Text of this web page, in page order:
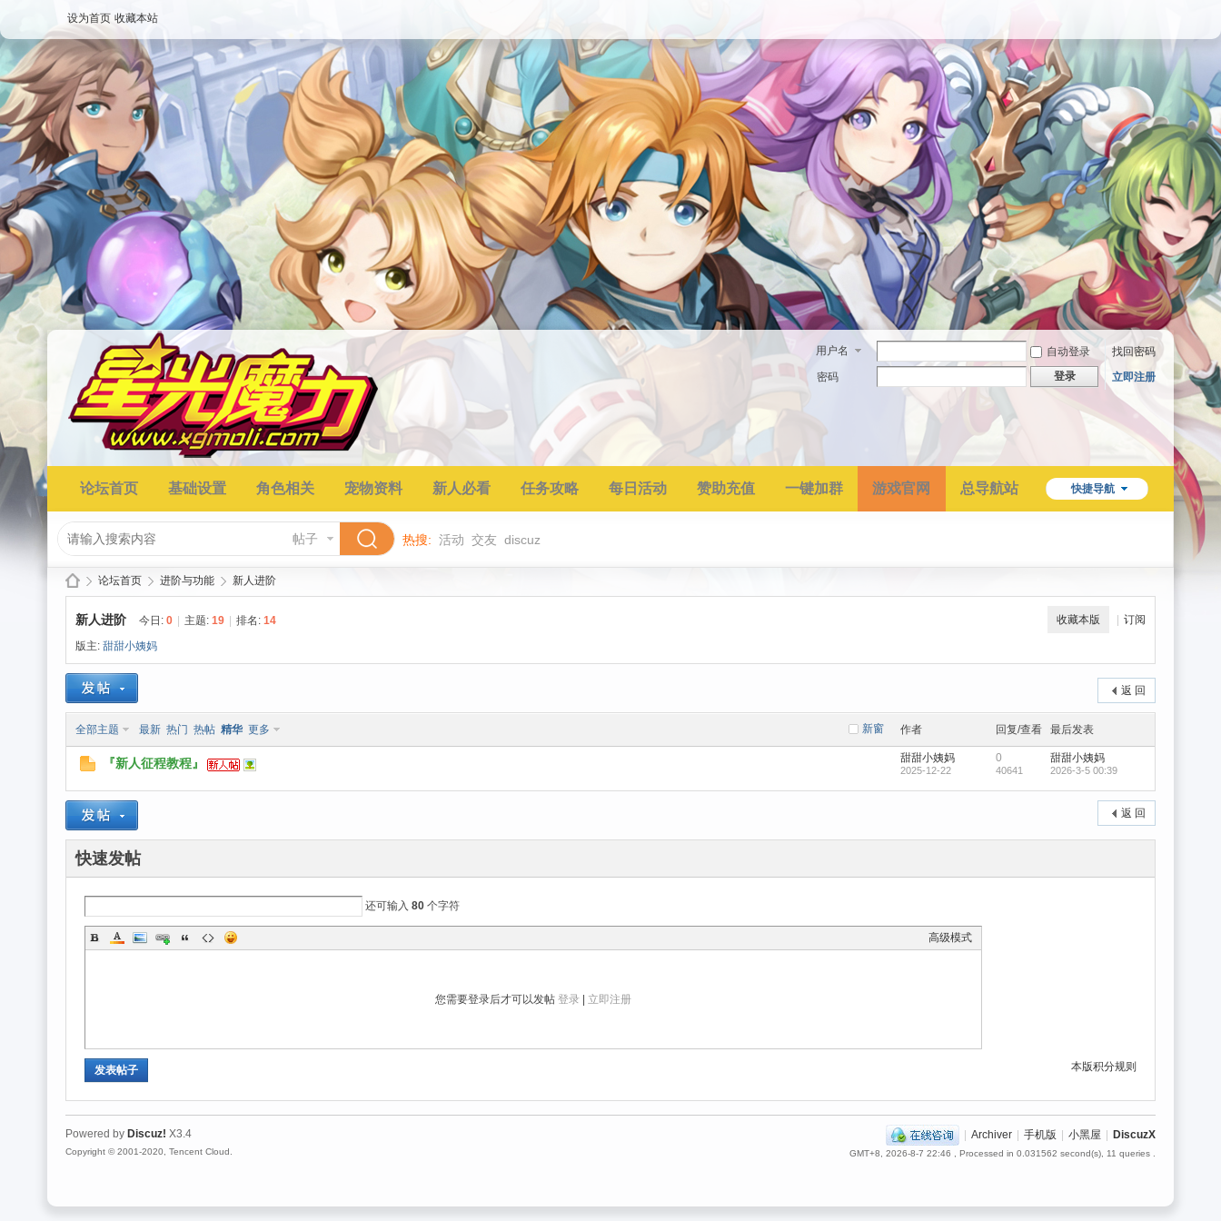
设为首页 收藏本站
用户名 自动登录
找回密码
密码
登录 立即注册
快捷导航
论坛首页 基础设置 角色相关 宠物资料 新人必看 任务攻略 每日活动 赞助充值 一键加群 游戏官网 总导航站
帖子 热搜: 活动 交友 discuz
光
力
论坛首页 进阶与功能 新人进阶
收藏本版 订阅
新人进阶 今日: 0 主题: 19 排名: 14
版主: 甜甜小姨妈
返 回
新窗
全部主题 最新 热门 热帖 精华 更多 作者 回复/查看 最后发表
『新人征程教程』 甜甜小姨妈
2025-12-22
0
40641
甜甜小姨妈
2026-3-5 00:39
返 回
快速发帖
还可输入 80 个字符
高级模式
您需要登录后才可以发帖 登录 立即注册
本版积分规则
发表帖子
| Archiver | 手机版 | 小黑屋 | DiscuzX
GMT+8, 2026-8-7 22:46 , Processed in 0.031562 second(s), 11 queries .
Powered by Discuz! X3.4
Copyright © 2001-2020, Tencent Cloud.